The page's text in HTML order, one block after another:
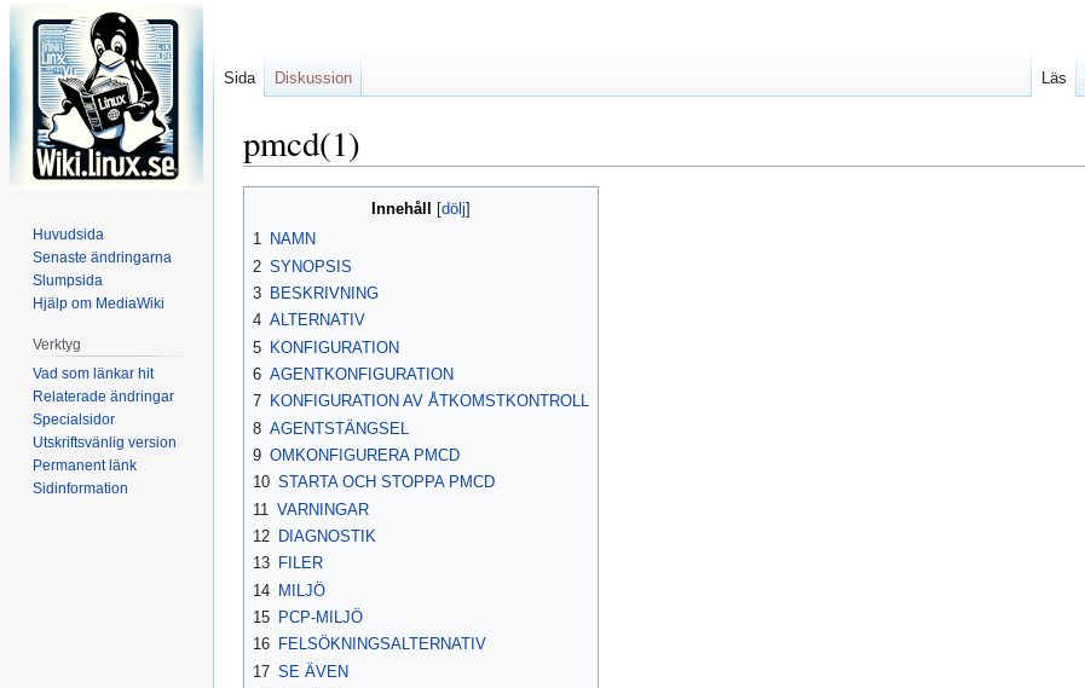
pmcd(1)
Innehåll
1 NAMN
2 SYNOPSIS
3 BESKRIVNING
4 ALTERNATIV
5 KONFIGURATION
6 AGENTKONFIGURATION
7 KONFIGURATION AV ÅTKOMSTKONTROLL
8 AGENTSTÄNGSEL
9 OMKONFIGURERA PMCD
10 STARTA OCH STOPPA PMCD
11 VARNINGAR
12 DIAGNOSTIK
13 FILER
14 MILJÖ
15 PCP-MILJÖ
16 FELSÖKNINGSALTERNATIV
17 SE ÄVEN
Sida Diskussion Läs
Huvudsida
Senaste ändringarna
Slumpsida
Hjälp om MediaWiki
Verktyg
Vad som länkar hit
Relaterade ändringar
Specialsidor
Utskriftsvänlig version
Permanent länk
Sidinformation